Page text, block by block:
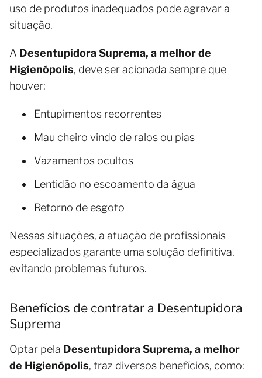
uso de produtos inadequados pode agravar a
situação.
A Desentupidora Suprema, a melhor de
Higienópolis, deve ser acionada sempre que
houver:
Entupimentos recorrentes
Mau cheiro vindo de ralos ou pias
Vazamentos ocultos
Lentidão no escoamento da água
Retorno de esgoto
Nessas situações, a atuação de profissionais
especializados garante uma solução definitiva,
evitando problemas futuros.
Benefícios de contratar a Desentupidora
Suprema
Optar pela Desentupidora Suprema, a melhor
de Higienópolis, traz diversos benefícios, como: